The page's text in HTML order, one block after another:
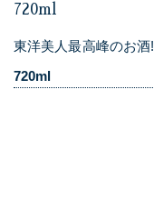
720ml
東洋美人最高峰のお
720ml